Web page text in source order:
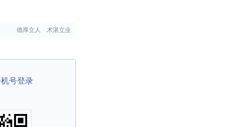
德厚立人 术湛立业
号登录